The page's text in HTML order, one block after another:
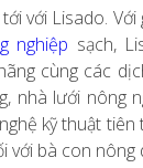
với Lisado.
nghiệp sạch,
cùng các
nhà lưới nông
kỹ thuật tiên
với bà con nông